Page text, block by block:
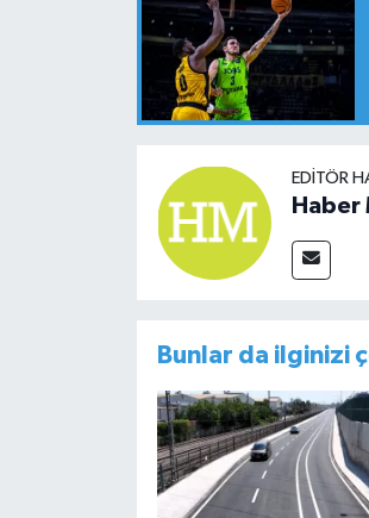
EDITÖR
Haber
Bunlar da ilginizi